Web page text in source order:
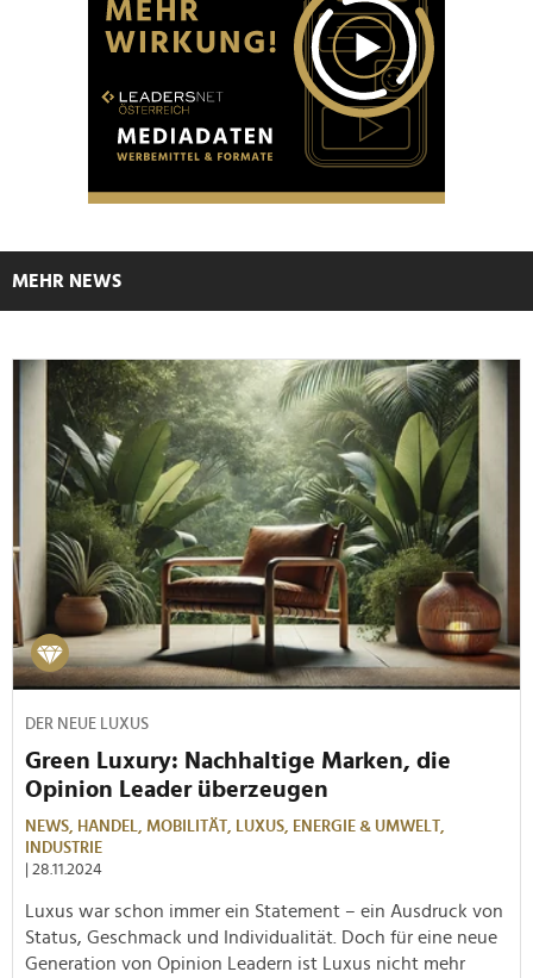
MEHR NEWS
DER NEUE LUXUS
Green Luxury: Nachhaltige Marken, die
Opinion Leader überzeugen
NEWS, HANDEL, MOBILITÄT, LUXUS, ENERGIE & UMWELT,
INDUSTRIE
| 28.11.2024
Luxus war schon immer ein Statement – ein Ausdruck von
Status, Geschmack und Individualität. Doch für eine neue
Generation von Opinion Leadern ist Luxus nicht mehr